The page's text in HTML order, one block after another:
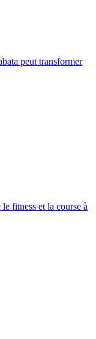
peut transformer
fitness et la course à